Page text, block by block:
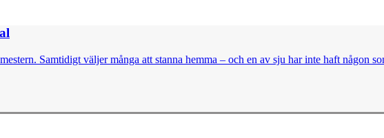
Samtidigt väljer många att stanna hemma – och en av sju har inte haft någon